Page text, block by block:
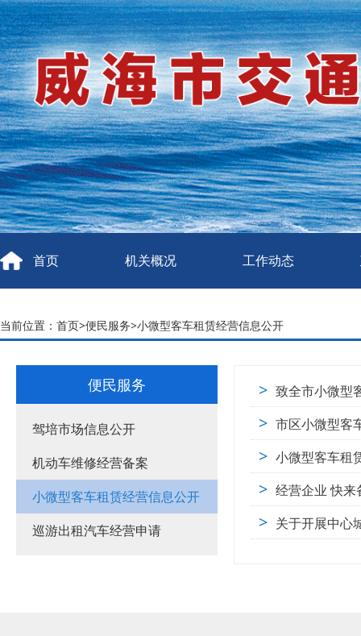
首页 机关概况 工作动态
当前位置： 首页>便民服务>小微型客车租赁经营信息公开
便民服务
驾培市场信息公开
机动车维修经营备案
小微型客车租赁经营信息公开
巡游出租汽车经营申请
> 致全市小微型
> 市区小微型客
> 小微型客车租
> 经营企业 快
> 关于开展中心